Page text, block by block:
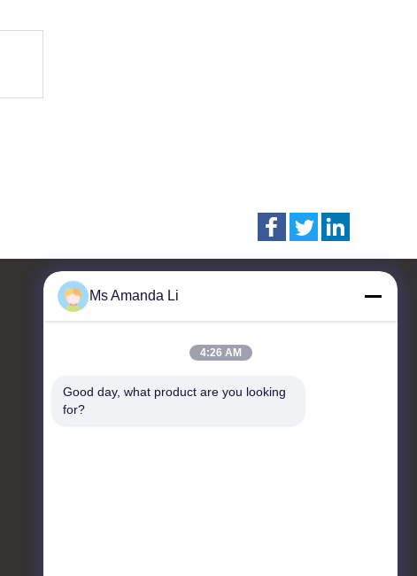
Dongguan Bai-tong Hardware
Machinery Factory
Ms Amanda Li
4:26 AM
Good day, what product are you looking
for?